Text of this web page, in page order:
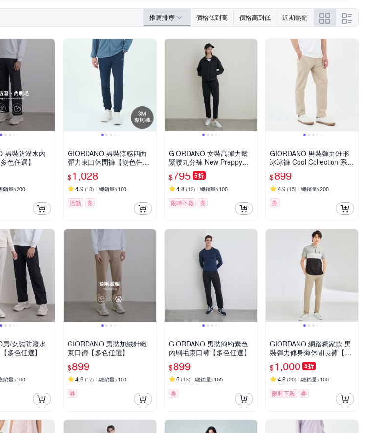
推薦排序 價格低到高 價格高到低 近期熱銷
男裝防潑水內
色任選】
銷量>200
GIORDANO 男裝涼感四面
彈力束口休閒褲【雙色任
選】
$1,028
4.9 (18) 總銷量>100
活動 券
GIORDANO 女裝高彈力鬆
緊腰九分褲 New Preppy系
列【多色任選】
$795 5折
4.8 (12) 總銷量>100
限時下殺 券
GIORDANO 男裝彈力錐形
冰冰褲 Cool Collection 系列
【多色任選】
$899
4.9 (15) 總銷量>200
券
男/女裝防潑水
多色任選】
銷量>100
GIORDANO 男裝加絨針織
束口褲【多色任選】
$899
4.9 (17) 總銷量>100
券
GIORDANO 男裝簡約素色
內刷毛束口褲【多色任選】
$899
5 (13) 總銷量>100
券
GIORDANO 網路獨家款 男
裝彈力修身薄休閒長褲【雙
色任選】
$1,000 5折
4.8 (20) 總銷量>100
限時下殺 券